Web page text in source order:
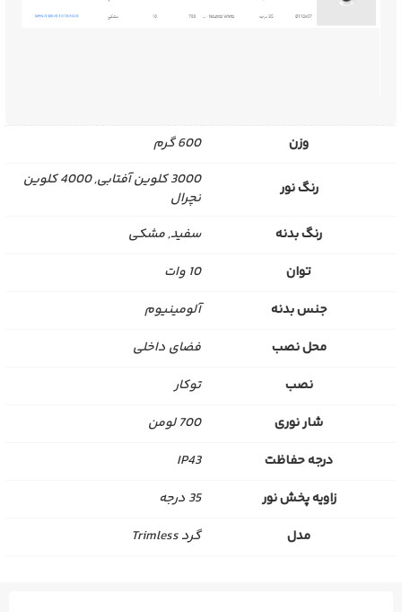
وزن 600 گرم
رنگ نور
3000 کلوین آفتابی, 4000 کلوین
نچرال
رنگ بدنه
سفید, مشکی
توان
10 وات
جنس بدنه
آلومینیوم
محل نصب
فضای داخلی
نصب
توکار
شار نوری
700 لومن
درجه حفاظت
IP43
زاویه پخش نور
35 درجه
مدل
گرد Trimless